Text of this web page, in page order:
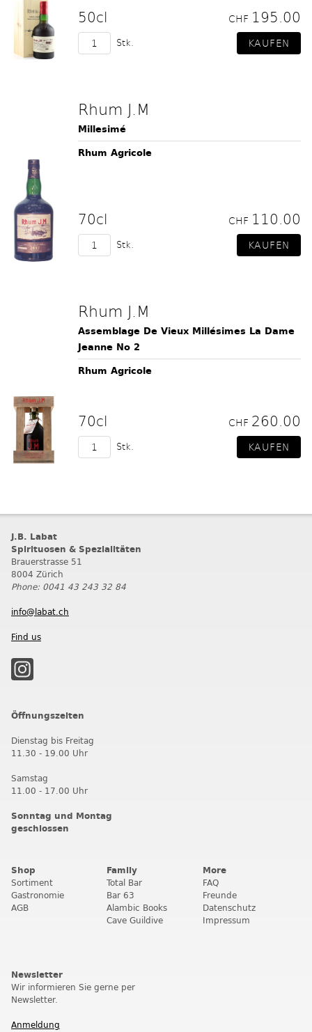
50cl CHF 195.00
Stk.
Rhum J.M
Millesimé
Rhum Agricole
70cl CHF 110.00
Stk.
Rhum J.M
Assemblage De Vieux Millésimes La Dame
Jeanne No 2
Rhum Agricole
70cl CHF 260.00
Stk.
J.B. Labat
Spirituosen & Spezialitäten
Brauerstrasse 51
8004 Zürich
Phone: 0041 43 243 32 84
info@labat.ch
Find us
Öffnungszeiten
Dienstag bis Freitag
11.30 - 19.00 Uhr
Samstag
11.00 - 17.00 Uhr
Sonntag und Montag
geschlossen
Shop
Sortiment
Gastronomie
AGB
Family
Total Bar
Bar 63
Alambic Books
Cave Guildive
More
FAQ
Freunde
Datenschutz
Impressum
Newsletter
Wir informieren Sie gerne per
Newsletter.
Anmeldung